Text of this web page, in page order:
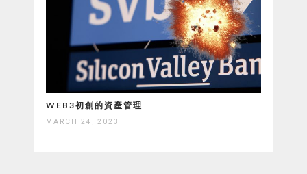
WEB3初創的資產管理
MARCH 24, 2023